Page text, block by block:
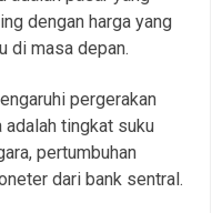
dengan harga yang
di masa depan.
pergerakan
adalah tingkat suku
pertumbuhan
dari bank sentral.